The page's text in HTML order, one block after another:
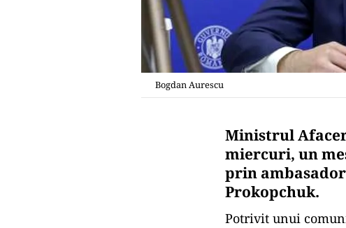
Bogdan Aurescu
Ministrul
miercuri, un
prin
Prokopchuk.
Potrivit unui